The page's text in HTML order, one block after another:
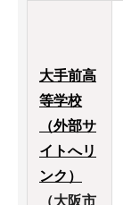
大手前高
等学校
（外部サ
イトへリ
ンク）
（大阪市